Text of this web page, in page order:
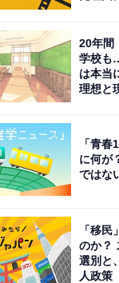
部がオールアバウ
記事の執筆者： All
の部
品から売れ筋ランキング
、もっとお得になる情報
、ここでしか手に入らな
楽天トラベル×スーパ
閣」が大幅ポイント還
20年間
学校も
は本当
理想と
「青
に何が
ではな
「移
のか？
選別と
人政策